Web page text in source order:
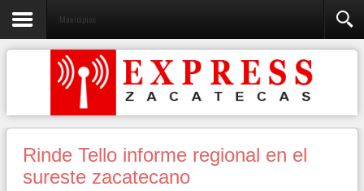
Municipios
Rinde Tello informe regional en el
sureste zacatecano